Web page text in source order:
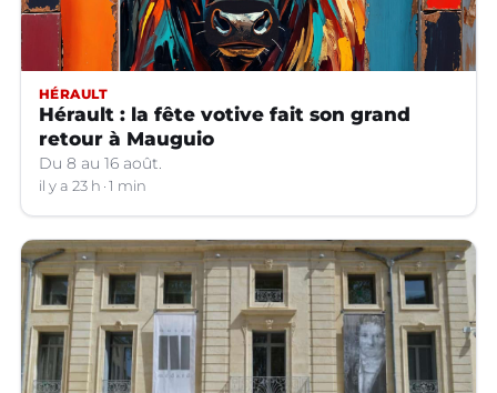
HÉRAULT
Hérault : la fête votive fait son grand
retour à Mauguio
Du 8 au 16 août.
il y a 23 h 1 min